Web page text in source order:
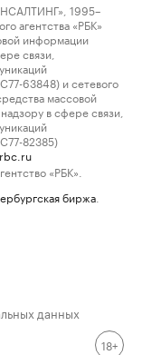
1995–
агентства «РБК»
информации
связи,
63848) и сетевого
массовой
в сфере связи,
82385)
«РБК».
биржа
данных
18+